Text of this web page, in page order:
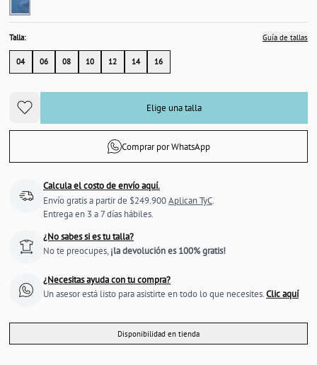
Talla: Guía de tallas
04 06 08 10 12 14 16
Elige una talla
Comprar por WhatsApp
Calcula el costo de envío aquí.
Envío gratis a partir de $249.900Aplican TyC.
Entrega en 3 a 7 días hábiles.
¿No sabes si es tu talla?
No te preocupes, ¡la devolución es 100% gratis!
¿Necesitas ayuda con tu compra?
Un asesor está listo para asistirte en todo lo que necesites.Clic aquí
Disponibilidad en tienda